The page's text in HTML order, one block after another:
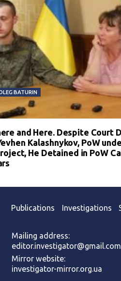
BATURIN
and Here. Despite Court
Kalashnykov, PoW
He Detained in PoW
Publications Investigations
Mailing address:
editor.investigator@gmail.com
Mirror website:
investigator-mirror.org.ua